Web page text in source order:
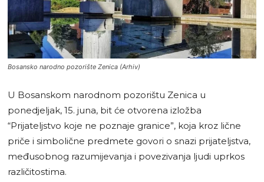
Bosansko narodno pozorište Zenica (Arhiv)
U Bosanskom narodnom pozorištu Zenica u
ponedjeljak, 15. juna, bit će otvorena izložba
“Prijateljstvo koje ne poznaje granice”, koja kroz lične
priče i simbolične predmete govori o snazi prijateljstva,
međusobnog razumijevanja i povezivanja ljudi uprkos
različitostima.